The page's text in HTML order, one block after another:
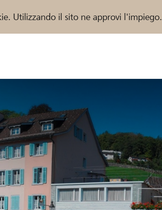
Utilizzando il sito ne approvi l'impiego.